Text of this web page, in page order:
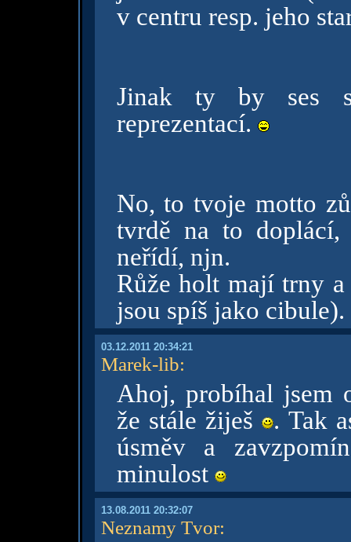
v centru resp. jeho
Jinak ty by ses
reprezentací.
No, to tvoje motto
tvrdě na to
neřídí, njn.
Růže holt mají trny
jsou spíš jako cibule).
03.12.2011 20:34:21
Marek-lib:
Ahoj, probíhal jsem
že stále žiješ . Tak
úsměv a
minulost
13.08.2011 20:32:07
Neznamy Tvor: